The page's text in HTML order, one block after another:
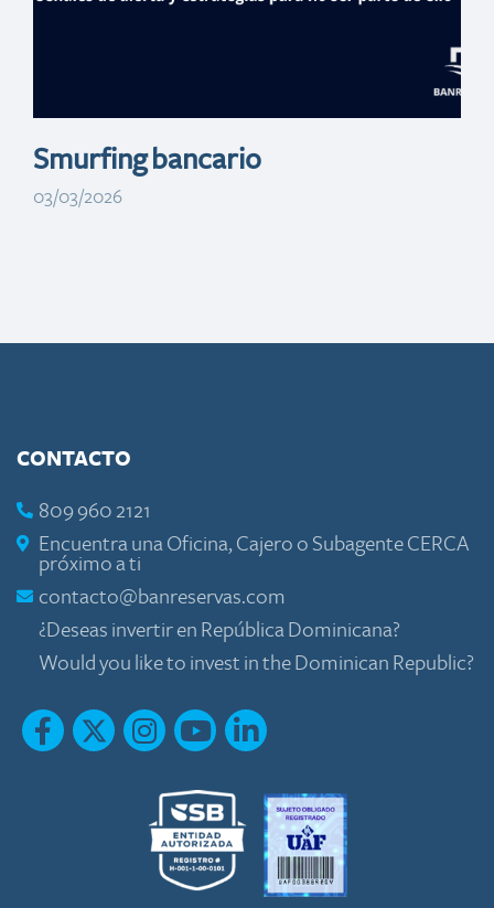
Smurfing bancario
03/03/2026
CONTACTO
809 960 2121
Encuentra una Oficina, Cajero o Subagente CERCA
próximo a ti
contacto@banreservas.com
¿Deseas invertir en República Dominicana?
Would you like to invest in the Dominican Republic?